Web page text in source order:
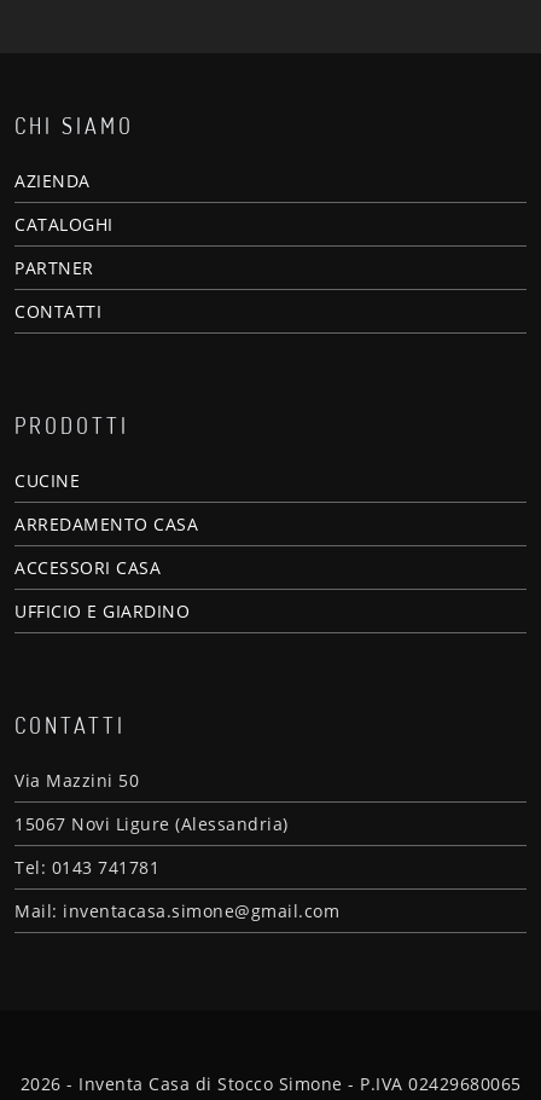
CHI SIAMO
AZIENDA
CATALOGHI
PARTNER
CONTATTI
PRODOTTI
CUCINE
ARREDAMENTO CASA
ACCESSORI CASA
UFFICIO E GIARDINO
CONTATTI
Via Mazzini 50
15067 Novi Ligure (Alessandria)
Tel: 0143 741781
Mail: inventacasa.simone@gmail.com
2026 - Inventa Casa di Stocco Simone - P.IVA 02429680065